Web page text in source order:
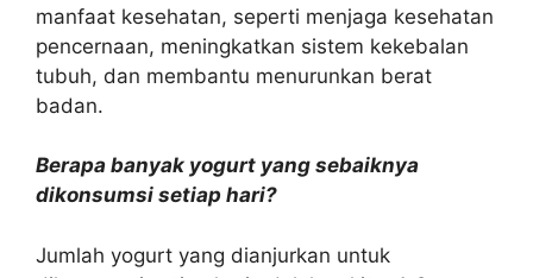
manfaat kesehatan, seperti menjaga kesehatan
pencernaan, meningkatkan sistem kekebalan
tubuh, dan membantu menurunkan berat
badan.
Berapa banyak yogurt yang sebaiknya
dikonsumsi setiap hari?
Jumlah yogurt yang dianjurkan untuk